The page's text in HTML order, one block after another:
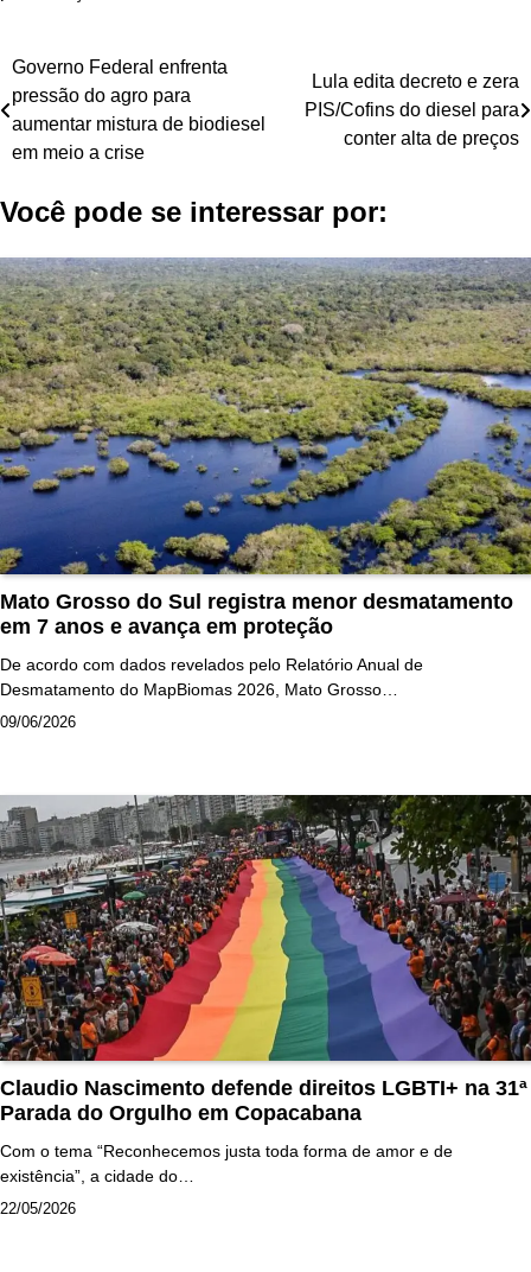
Navegação
de
Post
Governo Federal enfrenta
pressão do agro para
aumentar mistura de biodiesel
em meio a crise
Lula edita decreto e zera
PIS/Cofins do diesel para
conter alta de preços
Você pode se interessar por:
Mato Grosso do Sul registra menor desmatamento
em 7 anos e avança em proteção
De acordo com dados revelados pelo Relatório Anual de
Desmatamento do MapBiomas 2026, Mato Grosso…
09/06/2026
Claudio Nascimento defende direitos LGBTI+ na 31ª
Parada do Orgulho em Copacabana
Com o tema “Reconhecemos justa toda forma de amor e de
existência”, a cidade do…
22/05/2026